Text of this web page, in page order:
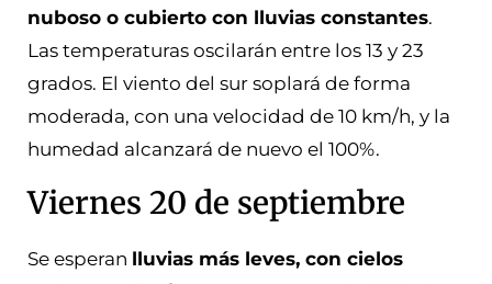
nuboso o cubierto con lluvias constantes.
Las temperaturas oscilarán entre los 13 y 23
grados. El viento del sur soplará de forma
moderada, con una velocidad de 10 km/h, y la
humedad alcanzará de nuevo el 100%.
Viernes 20 de septiembre
Se esperan lluvias más leves, con cielos